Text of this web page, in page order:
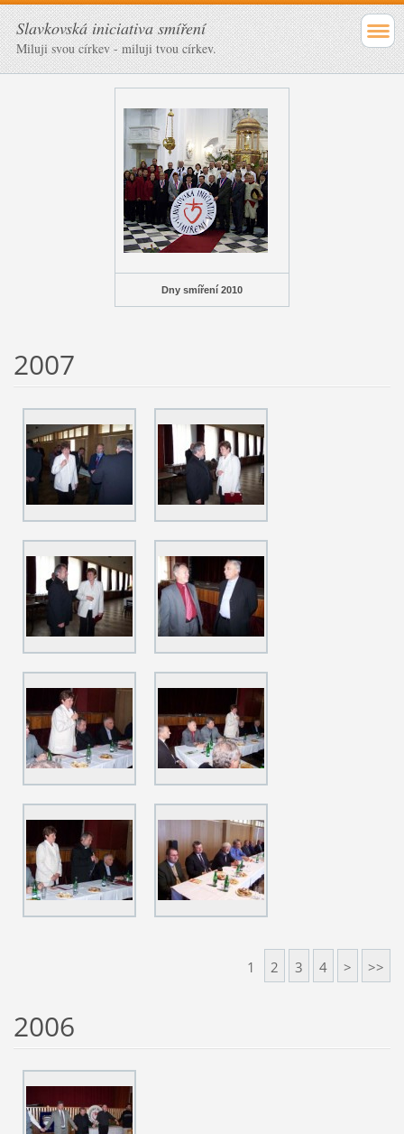
Slavkovská iniciativa smíření
Miluji svou církev - miluji tvou církev.
Dny smíření 2010
2007
1 2 3 4 > >>
2006